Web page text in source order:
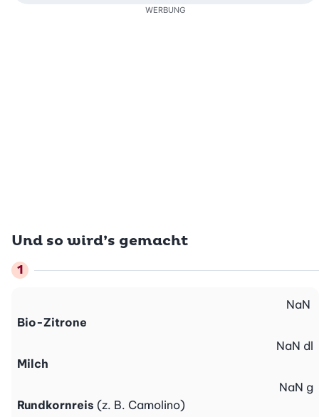
Und so wird’s gemacht
Bio-Zitrone
NaN
Milch
NaN dl
Rundkornreis (z. B. Camolino)
NaN g
WERBUNG